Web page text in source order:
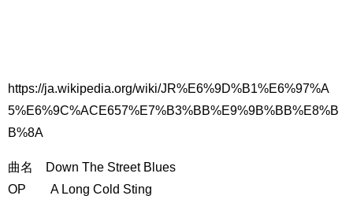
https://ja.wikipedia.org/wiki/JR%E6%9D%B1%E6%97%A
5%E6%9C%ACE657%E7%B3%BB%E9%9B%BB%E8%B
B%8A
曲名 Down The Street Blues
OP A Long Cold Sting